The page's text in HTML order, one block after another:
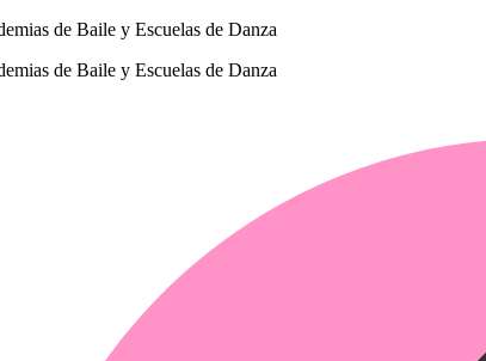
de Baile y Escuelas de Danza
de Baile y Escuelas de Danza